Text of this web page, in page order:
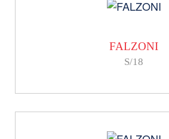
FALZONI
S/18